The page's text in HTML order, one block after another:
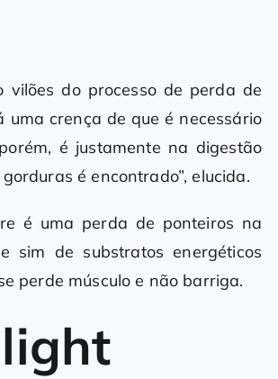
vilões do processo de perda de
uma crença de que é necessário
é justamente na digestão
é encontrado”, elucida.
é uma perda de ponteiros na
sim de substratos energéticos
perde músculo e não barriga.